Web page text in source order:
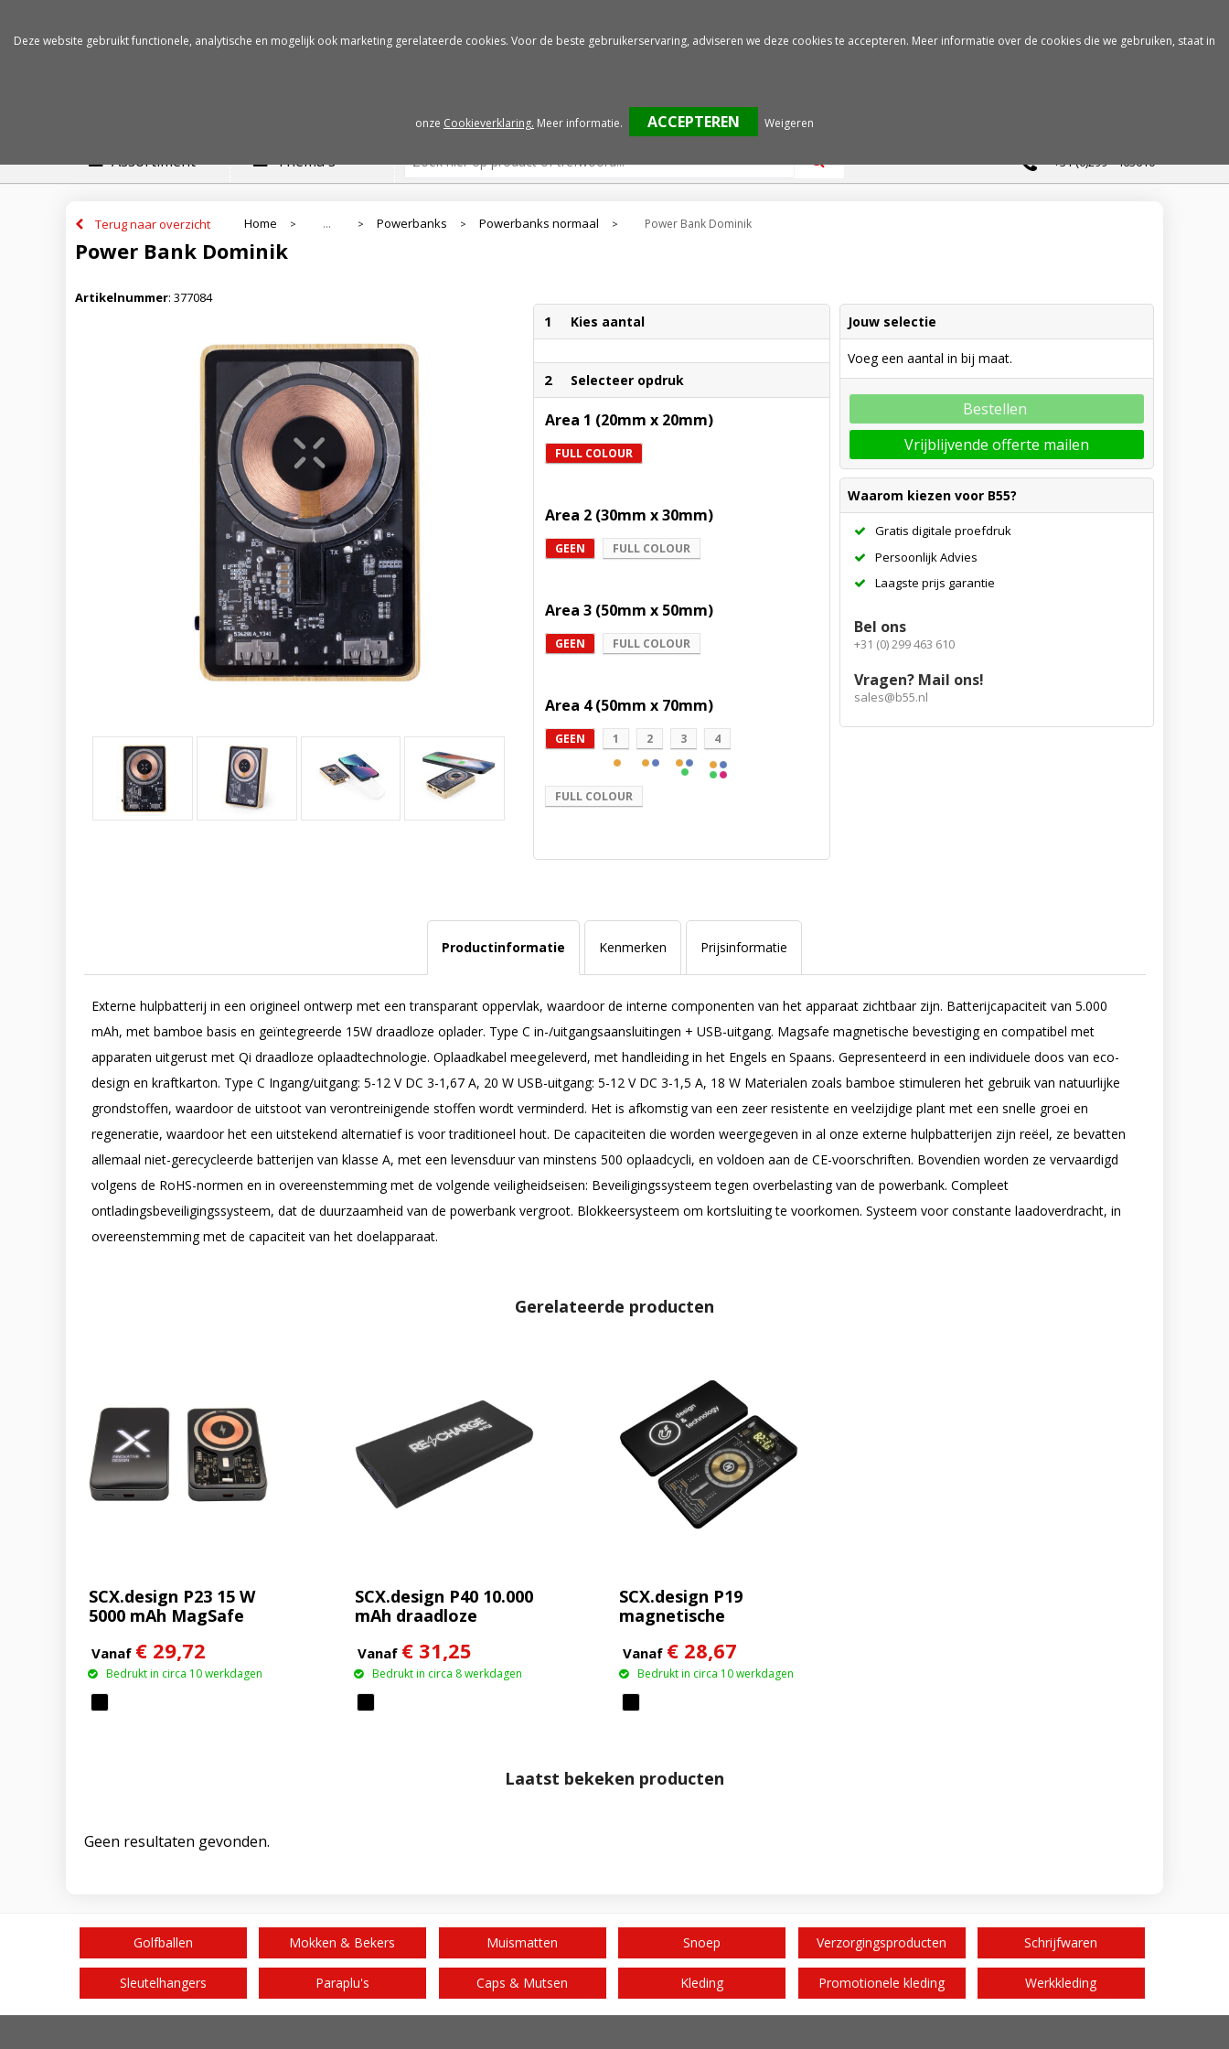
Assortiment Thema's +31 (0)299 - 463610
Terug naar overzicht Home > ... > Powerbanks > Powerbanks normaal > Power Bank Dominik
Power Bank Dominik
Artikelnummer: 377084
1 Kies aantal
2 Selecteer opdruk
Area 1 (20mm x 20mm)
FULL COLOUR
Area 2 (30mm x 30mm)
GEEN FULL COLOUR
Area 3 (50mm x 50mm)
GEEN FULL COLOUR
Area 4 (50mm x 70mm)
GEEN 1 2 3 4
FULL COLOUR
Jouw selectie
Voeg een aantal in bij maat.
Bestellen
Vrijblijvende offerte mailen
Waarom kiezen voor B55?
Gratis digitale proefdruk
Persoonlijk Advies
Laagste prijs garantie
Bel ons
+31 (0) 299 463 610
Vragen? Mail ons!
sales@b55.nl
Productinformatie Kenmerken Prijsinformatie
Externe hulpbatterij in een origineel ontwerp met een transparant oppervlak, waardoor de interne componenten van het apparaat zichtbaar zijn. Batterijcapaciteit van 5.000
mAh, met bamboe basis en geïntegreerde 15W draadloze oplader. Type C in-/uitgangsaansluitingen + USB-uitgang. Magsafe magnetische bevestiging en compatibel met
apparaten uitgerust met Qi draadloze oplaadtechnologie. Oplaadkabel meegeleverd, met handleiding in het Engels en Spaans. Gepresenteerd in een individuele doos van eco-
design en kraftkarton. Type C Ingang/uitgang: 5-12 V DC 3-1,67 A, 20 W USB-uitgang: 5-12 V DC 3-1,5 A, 18 W Materialen zoals bamboe stimuleren het gebruik van natuurlijke
grondstoffen, waardoor de uitstoot van verontreinigende stoffen wordt verminderd. Het is afkomstig van een zeer resistente en veelzijdige plant met een snelle groei en
regeneratie, waardoor het een uitstekend alternatief is voor traditioneel hout. De capaciteiten die worden weergegeven in al onze externe hulpbatterijen zijn reëel, ze bevatten
allemaal niet-gerecycleerde batterijen van klasse A, met een levensduur van minstens 500 oplaadcycli, en voldoen aan de CE-voorschriften. Bovendien worden ze vervaardigd
volgens de RoHS-normen en in overeenstemming met de volgende veiligheidseisen: Beveiligingssysteem tegen overbelasting van de powerbank. Compleet
ontladingsbeveiligingssysteem, dat de duurzaamheid van de powerbank vergroot. Blokkeersysteem om kortsluiting te voorkomen. Systeem voor constante laadoverdracht, in
overeenstemming met de capaciteit van het doelapparaat.
Gerelateerde producten
SCX.design P23 15 W
5000 mAh MagSafe
Vanaf € 29,72
Bedrukt in circa 10 werkdagen
SCX.design P40 10.000
mAh draadloze
met oplichtend
Vanaf € 31,25
Bedrukt in circa 8 werkdagen
SCX.design P19
magnetische
van 5000 mAh 5 W
Vanaf € 28,67
Bedrukt in circa 10 werkdagen
Laatst bekeken producten
Geen resultaten gevonden.
Golfballen Mokken & Bekers Muismatten Snoep Verzorgingsproducten Schrijfwaren
Sleutelhangers Paraplu's Caps & Mutsen Kleding Promotionele kleding Werkkleding
Deze website gebruikt functionele, analytische en mogelijk ook marketing gerelateerde cookies. Voor de beste gebruikerservaring, adviseren we deze cookies te accepteren. Meer informatie over de cookies die we gebruiken, staat in
onze Cookieverklaring. Meer informatie. Weigeren